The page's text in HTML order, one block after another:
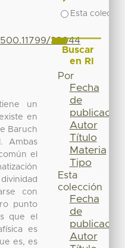
38044
un
en
Baruch
Ambas
el
con
punto
que el
es
es, es
Esta
Buscar
en RI
Por
Fecha
de
publicación
Autor
Título
Materia
Tipo
Esta
colección
Fecha
de
publicación
Autor